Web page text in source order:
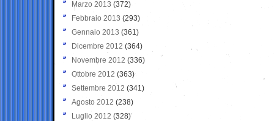
Marzo 2013 (372)
Febbraio 2013 (293)
Gennaio 2013 (361)
Dicembre 2012 (364)
Novembre 2012 (336)
Ottobre 2012 (363)
Settembre 2012 (341)
Agosto 2012 (238)
Luglio 2012 (328)